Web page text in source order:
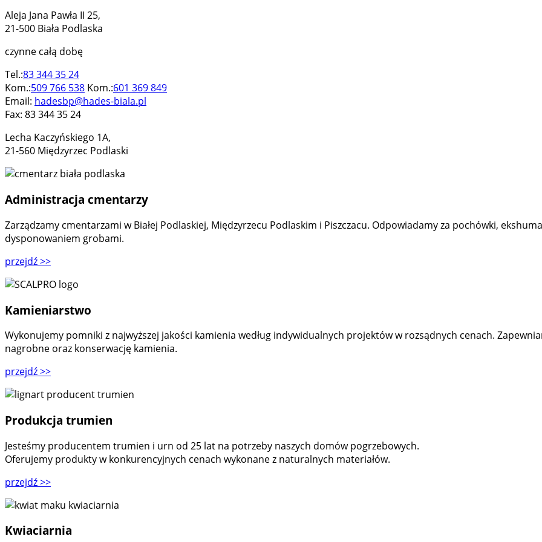
Aleja Jana Pawła II 25,
21-500 Biała Podlaska
czynne całą dobę
Tel.:83 344 35 24
Kom.:509 766 538 Kom.:601 369 849
Email: hadesbp@hades-biala.pl
Fax: 83 344 35 24
Lecha Kaczyńskiego 1A,
21-560 Międzyrzec Podlaski
Administracja cmentarzy
Zarządzamy cmentarzami w Białej Podlaskiej, Międzyrzecu Podlaskim i Piszczacu. Odpowiadamy za pochówki,
dysponowaniem grobami.
przejdź>>
Kamieniarstwo
Wykonujemy pomniki z najwyższej jakości kamienia według indywidualnych projektów w rozsądnych cenach.
nagrobne oraz konserwację kamienia.
przejdź>>
Produkcja trumien
Jesteśmy producentem trumien i urn od 25 lat na potrzeby naszych domów pogrzebowych.
Oferujemy produkty w konkurencyjnych cenach wykonane z naturalnych materiałów.
przejdź>>
Kwiaciarnia